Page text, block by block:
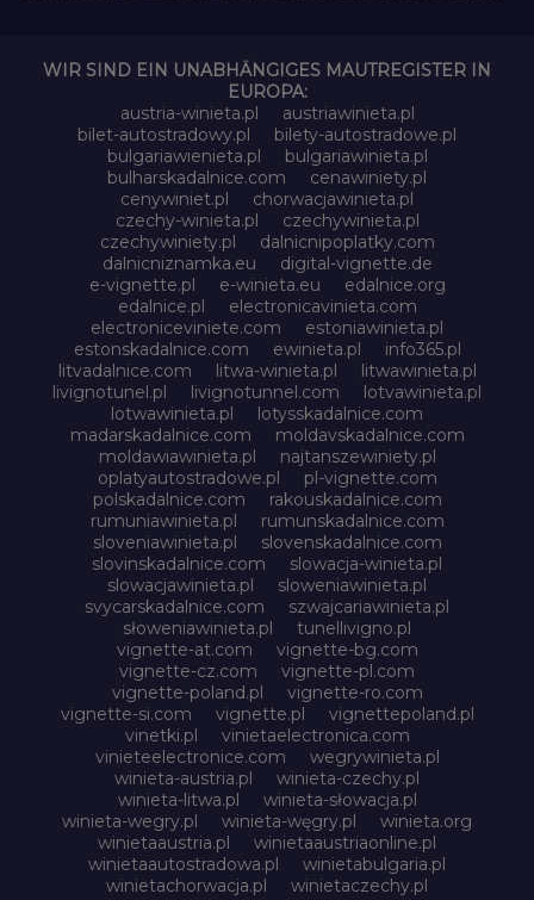
WIR SIND EIN UNABHÄNGIGES MAUTREGISTER IN
EUROPA:
austria-winieta.pl
austriawinieta.pl
bilet-autostradowy.pl
bilety-autostradowe.pl
bulgariawienieta.pl
bulgariawinieta.pl
bulharskadalnice.com
cenawiniety.pl
cenywiniet.pl
chorwacjawinieta.pl
czechy-winieta.pl
czechywinieta.pl
czechywiniety.pl
dalnicnipoplatky.com
dalnicniznamka.eu
digital-vignette.de
e-vignette.pl
e-winieta.eu
edalnice.org
edalnice.pl
electronicavinieta.com
electroniceviniete.com
estoniawinieta.pl
estonskadalnice.com
ewinieta.pl
info365.pl
litvadalnice.com
litwa-winieta.pl
litwawinieta.pl
livignotunel.pl
livignotunnel.com
lotvawinieta.pl
lotwawinieta.pl
lotysskadalnice.com
madarskadalnice.com
moldavskadalnice.com
moldawiawinieta.pl
najtanszewiniety.pl
oplatyautostradowe.pl
pl-vignette.com
polskadalnice.com
rakouskadalnice.com
rumuniawinieta.pl
rumunskadalnice.com
sloveniawinieta.pl
slovenskadalnice.com
slovinskadalnice.com
slowacja-winieta.pl
slowacjawinieta.pl
sloweniawinieta.pl
svycarskadalnice.com
szwajcariawinieta.pl
słoweniawinieta.pl
tunellivigno.pl
vignette-at.com
vignette-bg.com
vignette-cz.com
vignette-pl.com
vignette-poland.pl
vignette-ro.com
vignette-si.com
vignette.pl
vignettepoland.pl
vinetki.pl
vinietaelectronica.com
vinieteelectronice.com
wegrywinieta.pl
winieta-austria.pl
winieta-czechy.pl
winieta-litwa.pl
winieta-słowacja.pl
winieta-wegry.pl
winieta-węgry.pl
winieta.org
winietaaustria.pl
winietaaustriaonline.pl
winietaautostradowa.pl
winietabulgaria.pl
winietachorwacja.pl
winietaczechy.pl